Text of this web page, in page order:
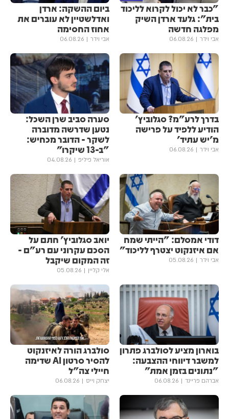
"כבר לא יכול לקרוא לליכוד
בית": גלעד ארדן השיק
מפלגה חדשה
אבי וידר 06.08.26
ביום ההשקה: ארדן
ואדלשטיין לא עוברים את
אחוז החסימה
אבי וידר 06.08.26
בדרך לרע"מ? סגלוביץ'
הודיע ללפיד על פרישה
מ'יש עתיד'
אבי וידר 06.08.26
סערה סביב שרן השכל:
נטען שדרשה מדוברה
לשקר - הדובר מכחיש:
"ב-13 שיקרו"
אוריאל פיליפ 04.08.26
דודי אמסלם: "הייתי שמח
אם איזנקוט יצטרף לליכוד"
אבי וידר 05.08.26
יואב סגלוביץ' חתם על
הסכם עקרוני עם רע"ם -
זה המקום שיקבל
אלי קליין 05.08.26
בוארון מציע לסולברג פתרון
למשבר דיווחי ההצבעה:
"נתונים בזמן אמת"
אברהם פריינד 06.08.26
סולברג הורה לאיזנקוט
להסיר סרטון AI שדימה
חיילי צה"ל
יצחק וייס 06.08.26